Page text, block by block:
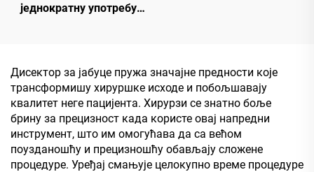
једнократну употребу
Дисектор за јабуце пружа значајне предности које
трансформишу хируршке исходе и побољшавају
квалитет неге пацијента. Хирурзи се знатно боље
брину за прецизност када користе овај напредни
инструмент, што им омогућава да са већом
поузданошћу и прецизношћу обављају сложене
процедуре. Уређај смањује целокупно време процедуре